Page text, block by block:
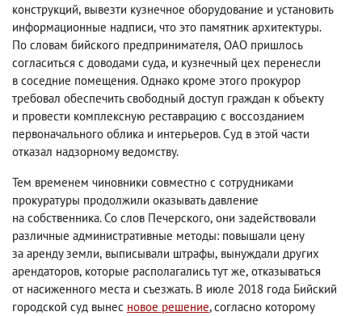
конструкций, вывезти кузнечное оборудование и установить
информационные надписи, что это памятник архитектуры.
По словам бийского предпринимателя, ОАО пришлось
согласиться с доводами суда, и кузнечный цех перенесли
в соседние помещения. Однако кроме этого прокурор
требовал обеспечить свободный доступ граждан к объекту
и провести комплексную реставрацию с воссозданием
первоначального облика и интерьеров. Суд в этой части
отказал надзорному ведомству.
Тем временем чиновники совместно с сотрудниками
прокуратуры продолжили оказывать давление
на собственника. Со слов Печерского, они задействовали
различные административные методы: повышали цену
за аренду земли, выписывали штрафы, вынуждали других
арендаторов, которые располагались тут же, отказываться
от насиженного места и съезжать. В июле 2018 года Бийский
городской суд вынес новое решение, согласно которому